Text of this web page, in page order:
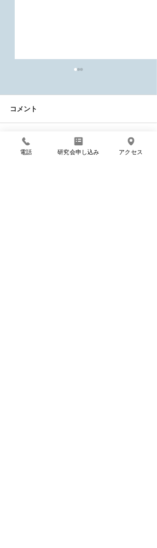
月イチ＠ウェビナー／
コメント
コメントを追加…
電話 研究会申し込み アクセス